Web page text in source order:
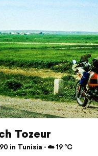
Tozeur
in Tunisia ⋅ ☁️ 19 °C